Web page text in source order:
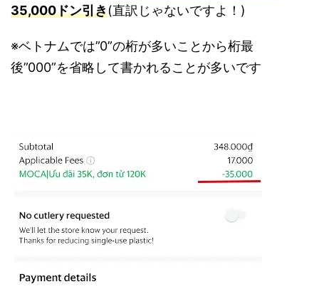
35,000ドン引き(直訳じゃないですよ！)
※ベトナムでは”0”の桁が多いことから桁最
後”000”を省略して書かれることが多いです